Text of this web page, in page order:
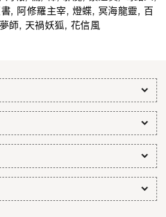
, 阿修羅主宰, 燈蝶, 冥海龍靈, 百
師, 天禍妖狐, 花信風